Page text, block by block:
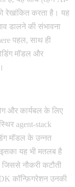
रेखांकित करता है। यह
डालने की संभावना
पहल, साथ ही
मॉडल और
और कार्यबल के लिए
agent-stack
मॉडल के उन्नत
यह भी मतलब है
नौकरी कटौती
कॉन्फ़िगरेशन उनकी